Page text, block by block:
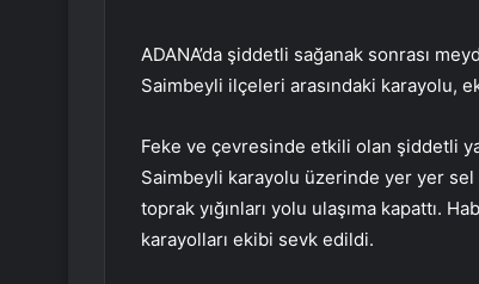
ADANA’da şiddetli sağanak sonrası
Saimbeyli ilçeleri arasındaki karayolu,
Feke ve çevresinde etkili olan şiddetli
Saimbeyli karayolu üzerinde yer yer sel
toprak yığınları yolu ulaşıma kapattı.
karayolları ekibi sevk edildi.